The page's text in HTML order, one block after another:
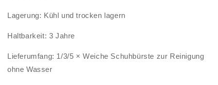
Lagerung: Kühl und trocken lagern
Haltbarkeit: 3 Jahre
Lieferumfang: 1/3/5 × Weiche Schuhbürste zur Reinigung
ohne Wasser